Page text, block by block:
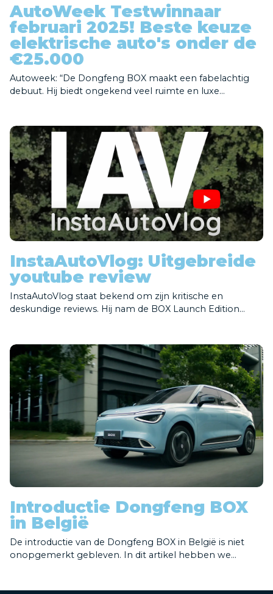
AutoWeek Testwinnaar
februari 2025! Beste keuze
elektrische auto's onder de
€25.000
Autoweek: “De Dongfeng BOX maakt een fabelachtig
debuut. Hij biedt ongekend veel ruimte en luxe...
InstaAutoVlog: Uitgebreide
youtube review
InstaAutoVlog staat bekend om zijn kritische en
deskundige reviews. Hij nam de BOX Launch Edition...
Introductie Dongfeng BOX
in België
De introductie van de Dongfeng BOX in België is niet
onopgemerkt gebleven. In dit artikel hebben we...